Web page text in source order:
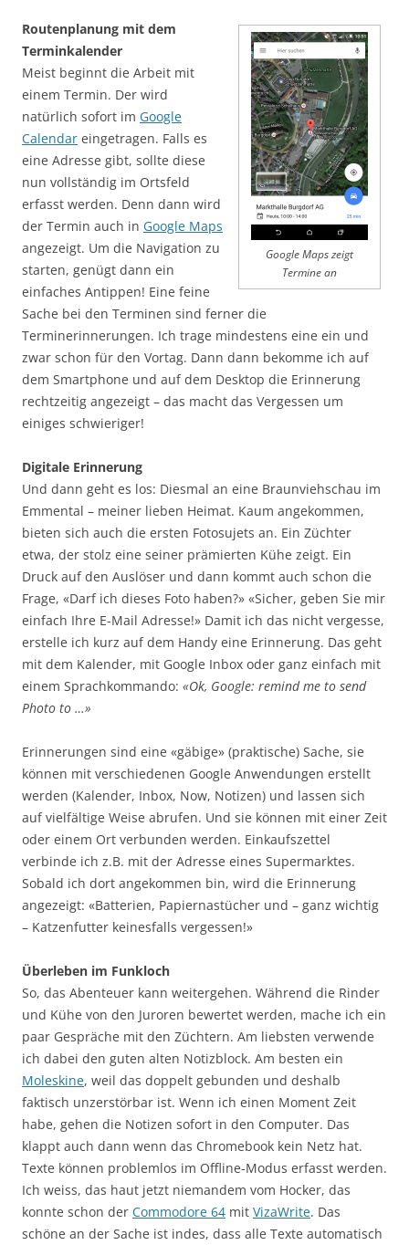
Google Maps zeigt
Termine an
Routenplanung mit dem
Terminkalender
Meist beginnt die Arbeit mit
einem Termin. Der wird
natürlich sofort im Google
Calendar eingetragen. Falls es
eine Adresse gibt, sollte diese
nun vollständig im Ortsfeld
erfasst werden. Denn dann wird
der Termin auch in Google Maps
angezeigt. Um die Navigation zu
starten, genügt dann ein
einfaches Antippen! Eine feine
Sache bei den Terminen sind ferner die
Terminerinnerungen. Ich trage mindestens eine ein und
zwar schon für den Vortag. Dann dann bekomme ich auf
dem Smartphone und auf dem Desktop die Erinnerung
rechtzeitig angezeigt – das macht das Vergessen um
einiges schwieriger!
Digitale Erinnerung
Und dann geht es los: Diesmal an eine Braunviehschau im
Emmental – meiner lieben Heimat. Kaum angekommen,
bieten sich auch die ersten Fotosujets an. Ein Züchter
etwa, der stolz eine seiner prämierten Kühe zeigt. Ein
Druck auf den Auslöser und dann kommt auch schon die
Frage, «Darf ich dieses Foto haben?» «Sicher, geben Sie mir
einfach Ihre E-Mail Adresse!» Damit ich das nicht vergesse,
erstelle ich kurz auf dem Handy eine Erinnerung. Das geht
mit dem Kalender, mit Google Inbox oder ganz einfach mit
einem Sprachkommando: «Ok, Google: remind me to send
Photo to …»
Erinnerungen sind eine «gäbige» (praktische) Sache, sie
können mit verschiedenen Google Anwendungen erstellt
werden (Kalender, Inbox, Now, Notizen) und lassen sich
auf vielfältige Weise abrufen. Und sie können mit einer Zeit
oder einem Ort verbunden werden. Einkaufszettel
verbinde ich z.B. mit der Adresse eines Supermarktes.
Sobald ich dort angekommen bin, wird die Erinnerung
angezeigt: «Batterien, Papiernastücher und – ganz wichtig
– Katzenfutter keinesfalls vergessen!»
Überleben im Funkloch
So, das Abenteuer kann weitergehen. Während die Rinder
und Kühe von den Juroren bewertet werden, mache ich ein
paar Gespräche mit den Züchtern. Am liebsten verwende
ich dabei den guten alten Notizblock. Am besten ein
Moleskine, weil das doppelt gebunden und deshalb
faktisch unzerstörbar ist. Wenn ich einen Moment Zeit
habe, gehen die Notizen sofort in den Computer. Das
klappt auch dann wenn das Chromebook kein Netz hat.
Texte können problemlos im Offline-Modus erfasst werden.
Ich weiss, das haut jetzt niemandem vom Hocker, das
konnte schon der Commodore 64 mit VizaWrite. Das
schöne an der Sache ist indes, dass alle Texte automatisch